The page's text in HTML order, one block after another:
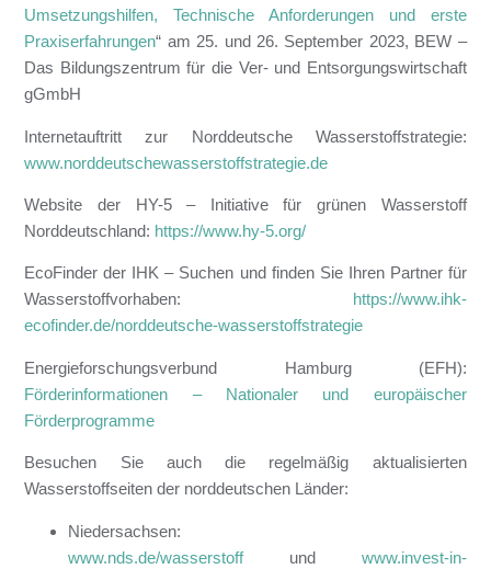
Umsetzungshilfen, Technische Anforderungen und erste
Praxiserfahrungen“ am 25. und 26. September 2023, BEW –
Das Bildungszentrum für die Ver- und Entsorgungswirtschaft
gGmbH
Internetauftritt zur Norddeutsche Wasserstoffstrategie:
www.norddeutschewasserstoffstrategie.de
Website der HY-5 – Initiative für grünen Wasserstoff
Norddeutschland: https://www.hy-5.org/
EcoFinder der IHK – Suchen und finden Sie Ihren Partner für
Wasserstoffvorhaben:
https://www.ihk-
ecofinder.de/norddeutsche-wasserstoffstrategie
Energieforschungsverbund Hamburg (EFH):
Förderinformationen – Nationaler und europäischer
Förderprogramme
Besuchen Sie auch die regelmäßig aktualisierten
Wasserstoffseiten der norddeutschen Länder:
Niedersachsen:
www.nds.de/wasserstoffund www.invest-in-